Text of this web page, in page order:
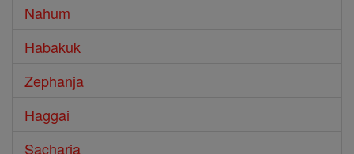
Nahum
Habakuk
Zephanja
Haggai
Sacharja